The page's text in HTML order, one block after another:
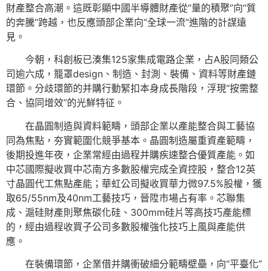
財產整合高潮。這既彰顯中國半導體財產從“量的積聚”向“質
的奔騰”跨越，也反應頭部企業向“全球一流”進階的計謀遠
見。
今朝，科創板已湊集125家集成電路企業，占A股同類公
司逾六成，籠罩design、制造、封測、裝備、資料等財產鏈
環節。分歧環節的并購行動緊扣本身成長階段，浮現“按需整
合、協同增效”的光鮮特征。
在晶圓制造與資料範疇，頭部企業以產能整合與工藝協
同為焦點，夯實範圍化競爭基本。晶圓制造屬重資產範疇，
後期投進年夜，企業常經由過程并購疾速整合優質產能。如
中芯國際擬收買中芯南方多數股權完成全資控股，整合12英
寸晶圓代工焦點產能；華虹公司擬收買華力微97.5%股權，獲
取65/55nm及40nm工藝技巧，晉陞市場占有率。芯聯集
成、滬硅財產則聚焦碳化硅、300mm硅片等高技巧產能標
的，經由過程收買子公司多數股權強化技巧上風與產能供
應。
在裝備環節，企業借并購衝破細分範疇壁壘，向“平臺化”